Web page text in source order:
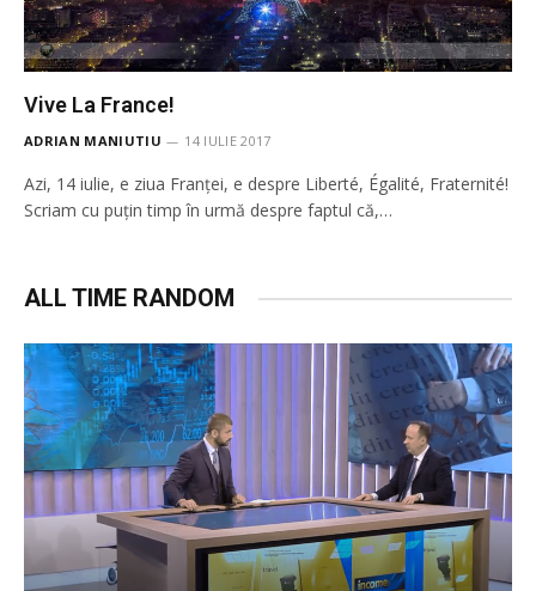
Vive La France!
ADRIAN MANIUTIU 14 IULIE 2017
Azi, 14 iulie, e ziua Franței, e despre Liberté, Égalité, Fraternité!
Scriam cu puțin timp în urmă despre faptul că,…
ALL TIME RANDOM